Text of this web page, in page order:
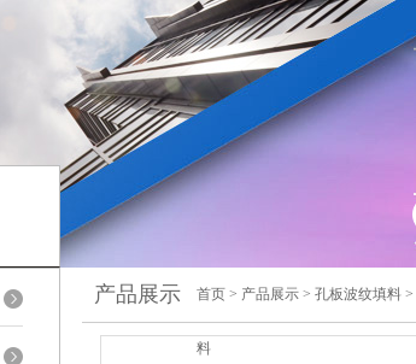
产品展示 首页 > 产品展示 > 孔板波纹填料 >
料